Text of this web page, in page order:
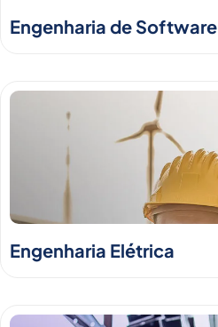
Engenharia de Software
Engenharia Elétrica